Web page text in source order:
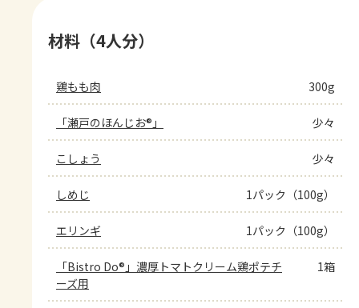
材料（4人分）
鶏もも肉 300g
「瀬戸のほんじお®」 少々
こしょう 少々
しめじ 1パック（100g）
エリンギ 1パック（100g）
「Bistro Do®」濃厚トマトクリーム鶏ポテチ
ーズ用
1箱